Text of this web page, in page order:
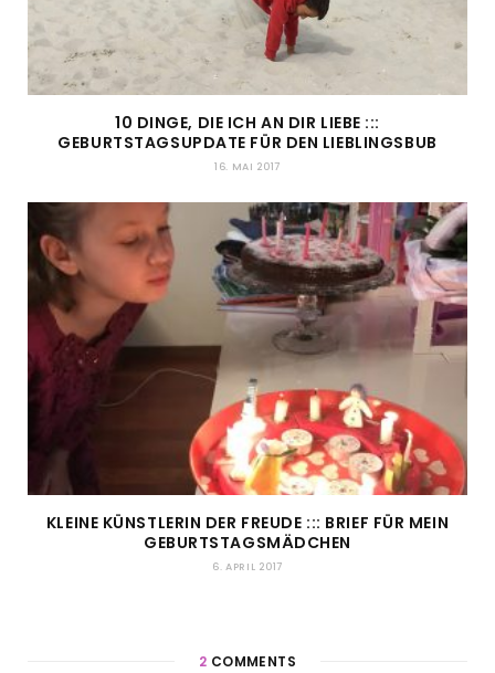
10 DINGE, DIE ICH AN DIR LIEBE :::
GEBURTSTAGSUPDATE FÜR DEN LIEBLINGSBUB
16. MAI 2017
KLEINE KÜNSTLERIN DER FREUDE ::: BRIEF FÜR MEIN
GEBURTSTAGSMÄDCHEN
6. APRIL 2017
2 COMMENTS